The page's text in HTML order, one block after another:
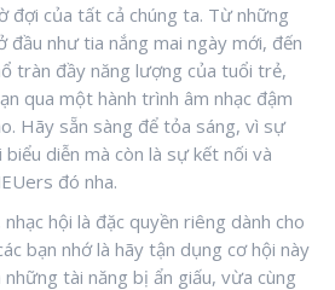
đợi của tất cả chúng ta. Từ những
đầu như tia nắng mai ngày mới, đến
tràn đầy năng lượng của tuổi trẻ,
qua một hành trình âm nhạc đậm
Hãy sẵn sàng để tỏa sáng, vì sự
biểu diễn mà còn là sự kết nối và
đó nha.
hội là đặc quyền riêng dành cho
bạn nhớ là hãy tận dụng cơ hội này
tài năng bị ẩn giấu, vừa cùng